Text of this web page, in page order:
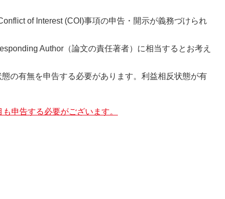
of Interest (COI)事項の申告・開示が義務づけられ
Author（論文の責任著者）に相当するとお考え
の有無を申告する必要があります。利益相反状態が有
申告する必要がございます。